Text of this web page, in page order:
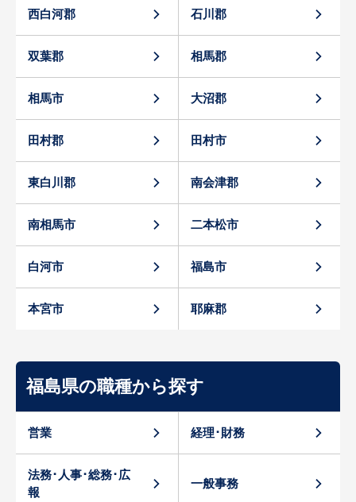
西白河郡 石川郡
双葉郡 相馬郡
相馬市 大沼郡
田村郡 田村市
東白川郡 南会津郡
南相馬市 二本松市
白河市 福島市
本宮市 耶麻郡
福島県の職種から探す
営業 経理･財務
法務･人事･総務･広
報
一般事務